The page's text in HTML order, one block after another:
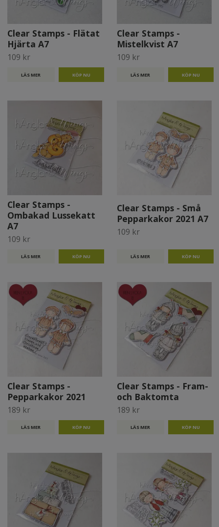
Clear Stamps - Flätat
Hjärta A7
109 kr
LÄS MER
Clear Stamps -
Mistelkvist A7
109 kr
LÄS MER
Clear Stamps -
Ombakad Lussekatt
A7
109 kr
LÄS MER
Clear Stamps - Små
Pepparkakor 2021 A7
109 kr
LÄS MER
Clear Stamps -
Pepparkakor 2021
189 kr
LÄS MER
Clear Stamps - Fram-
och Baktomta
189 kr
LÄS MER